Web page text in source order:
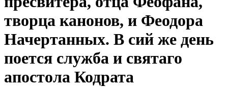
творца канонов, и Феодора
Начертанных. В сий же день
поется служба и святаго
апостола Кодрата